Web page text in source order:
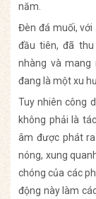
năm.
Đèn đá muối, với
đầu tiên, đã
nhàng và mang
đang là một xu
Tuy nhiên công
không phải là
âm được phát
nóng, xung
chóng của các
động này làm